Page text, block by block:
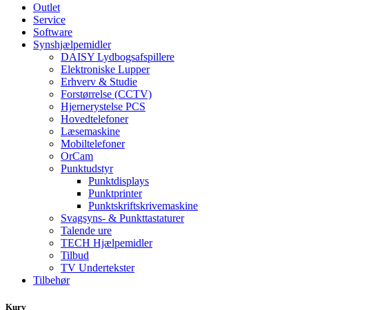
Outlet
Service
Software
Synshjælpemidler
DAISY Lydbogsafspillere
Elektroniske Lupper
Erhverv & Studie
Forstørrelse (CCTV)
Hjernerystelse PCS
Hovedtelefoner
Læsemaskine
Mobiltelefoner
OrCam
Punktudstyr
Punktdisplays
Punktprinter
Punktskriftskrivemaskine
Svagsyns- & Punkttastaturer
Talende ure
TECH Hjælpemidler
Tilbud
TV Undertekster
Tilbehør
Kurv